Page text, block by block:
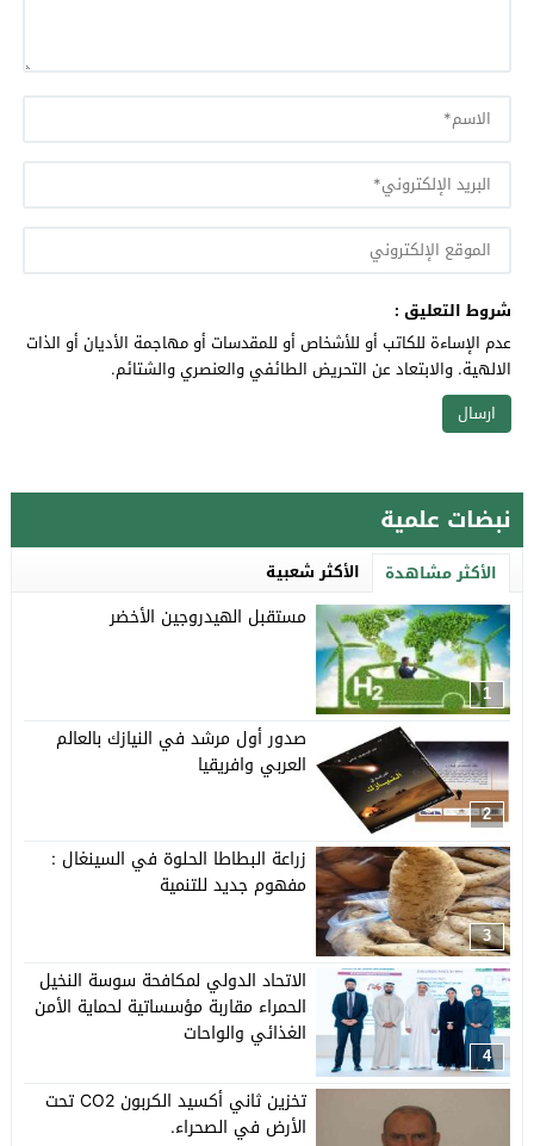
شروط التعليق :
عدم الإساءة للكاتب أو للأشخاص أو للمقدسات أو مهاجمة الأديان أو الذات
الالهية. والابتعاد عن التحريض الطائفي والعنصري والشتائم.
نبضات علمية
الأكثر مشاهدة الأكثر شعبية
1
مستقبل الهيدروجين الأخضر
2
صدور أول مرشد في النيازك بالعالم
العربي وافريقيا
3
زراعة البطاطا الحلوة في السينغال :
مفهوم جديد للتنمية
4
الاتحاد الدولي لمكافحة سوسة النخيل
الحمراء مقاربة مؤسساتية لحماية الأمن
الغذائي والواحات
تخزين ثاني أكسيد الكربون CO2 تحت
الأرض في الصحراء.